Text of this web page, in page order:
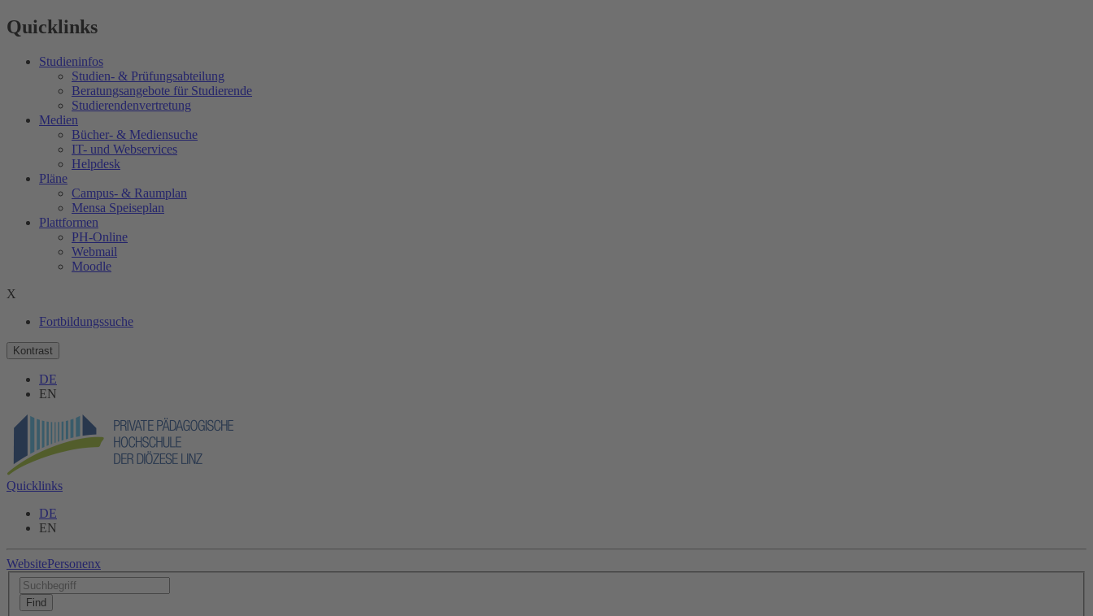
Quicklinks
Studieninfos
Studien- & Prüfungsabteilung
Beratungsangebote für Studierende
Studierendenvertretung
Medien
Bücher- & Mediensuche
IT- und Webservices
Helpdesk
Pläne
Campus- & Raumplan
Mensa Speiseplan
Plattformen
PH-Online
Webmail
Moodle
X
Fortbildungssuche
Kontrast
DE
EN
Quicklinks
DE
EN
WebsitePersonenx